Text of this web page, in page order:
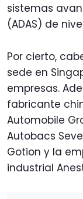
sistemas
(ADAS) de
Por cierto,
sede en
empresas.
fabricante
Automobile
Autobacs
Gotion y la
industrial